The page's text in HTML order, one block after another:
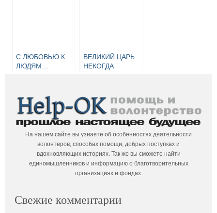
С ЛЮБОВЬЮ К
ЛЮДЯМ…
ВЕЛИКИЙ ЦАРЬ
НЕКОГДА
На нашем сайте вы узнаете об особенностях деятельности
волонтеров, способах помощи, добрых поступках и
вдохновляющих историях. Так же вы сможете найти
единомышленников и информацию о благотворительных
организациях и фондах.
Свежие комментарии